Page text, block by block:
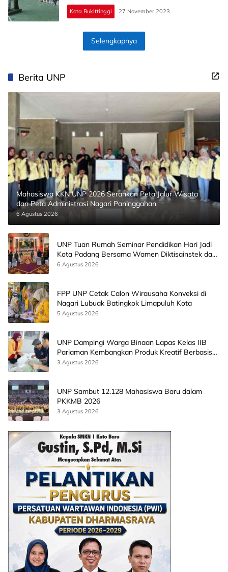
Kota Bukittinggi 27 November 2023
Selengkapnya
Berita UNP
Mahasiswa KKN UNP 2026 Serahkan Peta Jalur Wisata
dan Peta Administrasi Nagari Paninggahan
6 Agustus 2026
UNP Tuan Rumah Seminar Pendidikan Hari Jadi
Kota Padang Bersama Wamen Diktisainstek dan
CEO EMGS Malaysia
6 Agustus 2026
FPP UNP Cetak Calon Wirausaha Konveksi di
Nagari Lubuak Batingkok Limapuluh Kota
5 Agustus 2026
UNP Dampingi Warga Binaan Lapas Kelas IIB
Pariaman Kembangkan Produk Kreatif Berbasis
AI
3 Agustus 2026
UNP Sambut 12.128 Mahasiswa Baru dalam
PKKMB 2026
3 Agustus 2026